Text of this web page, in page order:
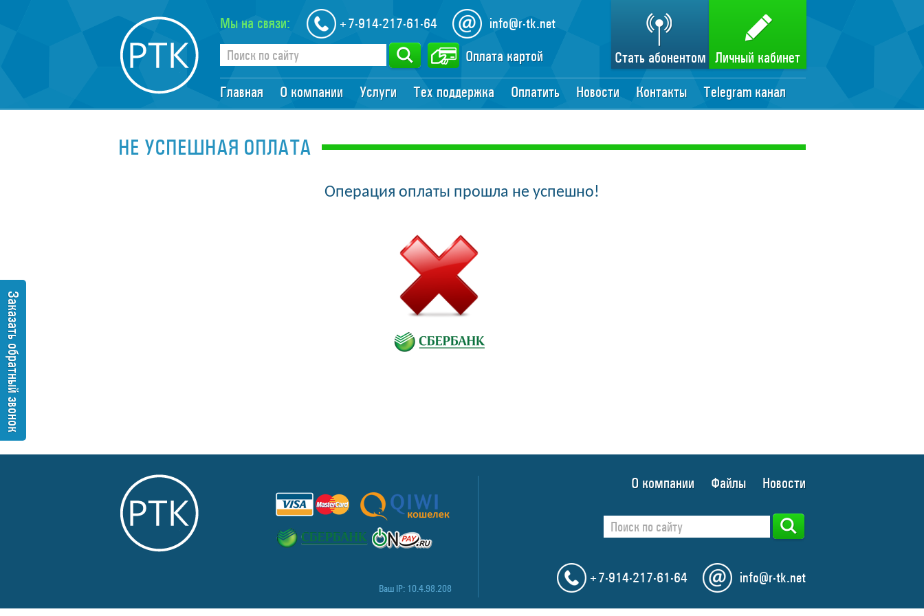
Мы на связи: +7-914-217-61-64 info@r-tk.net
Оплата картой Стать абонентом Личный кабинет
Главная
О компании Услуги Тех поддержка Оплатить Новости Контакты Telegram канал
НЕ УСПЕШНАЯ ОПЛАТА
Операция оплаты прошла не успешно!
Ваш IP: 10.4.98.208
О компании Файлы Новости
+7-914-217-61-64 info@r-tk.net
Заказать обратный звонок